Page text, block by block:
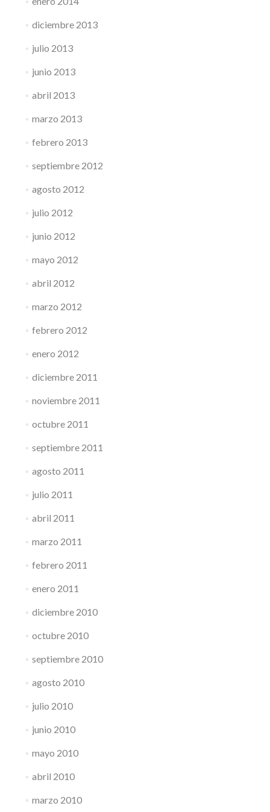
diciembre 2013
julio 2013
junio 2013
abril 2013
marzo 2013
febrero 2013
septiembre 2012
agosto 2012
julio 2012
junio 2012
mayo 2012
abril 2012
marzo 2012
febrero 2012
enero 2012
diciembre 2011
noviembre 2011
octubre 2011
septiembre 2011
agosto 2011
julio 2011
abril 2011
marzo 2011
febrero 2011
enero 2011
diciembre 2010
octubre 2010
septiembre 2010
agosto 2010
julio 2010
junio 2010
mayo 2010
abril 2010
marzo 2010